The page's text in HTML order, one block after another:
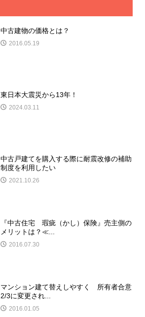
中古建物の価格とは？
2016.05.19
東日本大震災から13年！
2024.03.11
中古戸建てを購入する際に耐震改修の補助
制度を利用したい
2021.10.26
『中古住宅 瑕疵（かし）保険』売主側の
メリットは？≪...
2016.07.30
マンション建て替えしやすく 所有者合意
2/3に変更され...
2016.01.05